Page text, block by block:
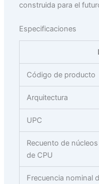
construida para el
Especificaciones
Código de producto
Arquitectura
UPC
Recuento de núcleos
de CPU
Frecuencia nominal